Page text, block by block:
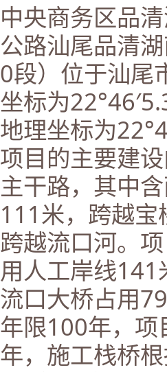
中央商务区品
公路汕尾品清
0段）位于汕尾
坐标为
地理坐标为
项目的主要建
主干路，其中
111米，跨越
跨越流口河。
用人工岸线
流口大桥占用
年限100年，
年，施工栈桥